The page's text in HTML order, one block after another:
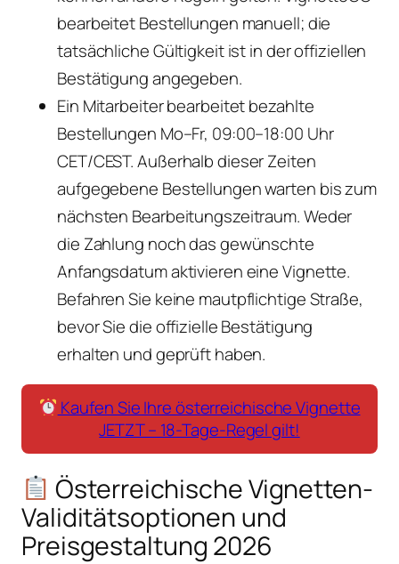
bearbeitet Bestellungen manuell; die
tatsächliche Gültigkeit ist in der offiziellen
Bestätigung angegeben.
Ein Mitarbeiter bearbeitet bezahlte
Bestellungen Mo–Fr, 09:00–18:00 Uhr
CET/CEST. Außerhalb dieser Zeiten
aufgegebene Bestellungen warten bis zum
nächsten Bearbeitungszeitraum. Weder
die Zahlung noch das gewünschte
Anfangsdatum aktivieren eine Vignette.
Befahren Sie keine mautpflichtige Straße,
bevor Sie die offizielle Bestätigung
erhalten und geprüft haben.
Kaufen Sie Ihre österreichische Vignette
JETZT – 18-Tage-Regel gilt!
Österreichische Vignetten-
Validitätsoptionen und
Preisgestaltung 2026